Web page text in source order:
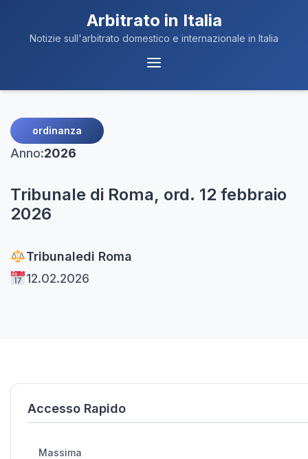
Arbitrato in Italia
Notizie sull'arbitrato domestico e internazionale in Italia
Menu
ordinanza
Anno:2026
Tribunale di Roma, ord. 12 febbraio
2026
Tribunaledi Roma
12.02.2026
Accesso Rapido
Massima